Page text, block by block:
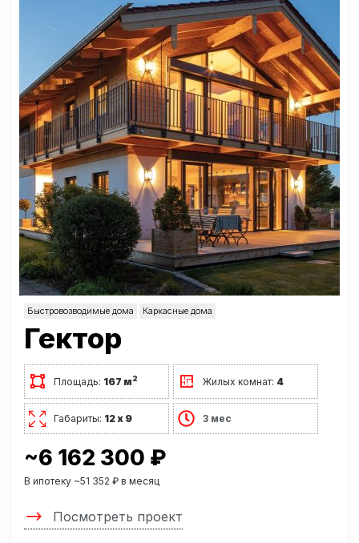
Быстровозводимые дома Каркасные дома
Гектор
Площадь: 167 м2 Жилых комнат: 4
Габариты: 12 х 9 3 мес
~6 162 300 ₽
В ипотеку ~51 352 ₽ в месяц
Посмотреть проект